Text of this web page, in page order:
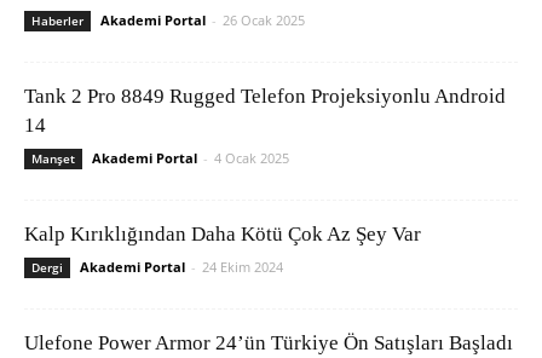
Haberler Akademi Portal - 26 Ocak 2025
Tank 2 Pro 8849 Rugged Telefon Projeksiyonlu Android
14
Manşet Akademi Portal - 4 Ocak 2025
Kalp Kırıklığından Daha Kötü Çok Az Şey Var
Dergi Akademi Portal - 24 Ekim 2024
Ulefone Power Armor 24’ün Türkiye Ön Satışları Başladı